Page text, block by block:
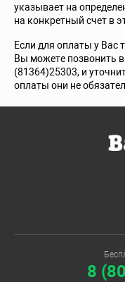
указывает на
на конкретный счет в
Если для оплаты у Вас
Вы можете позвонить
(81364)25303, и
оплаты они не
8